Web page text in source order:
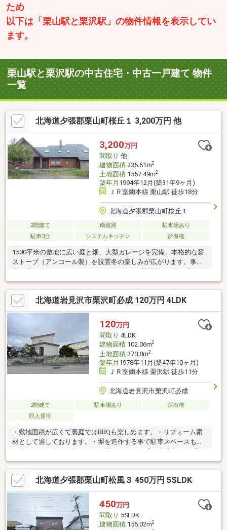
ため
以下は「栗山駅と栗沢駅」の物件情報を表示してい
ます。
栗山駅と栗沢駅の中古住宅・中古一戸建て 物件
一覧
北海道夕張郡栗山町桜丘１ 3,200万円 他
3,200万円
間取り 他
建物面積235.61m2
土地面積1557.49m2
築年月 1994年12月(築31年9ヶ月)
ＪＲ室蘭本線 栗山駅 徒歩18分
北海道夕張郡栗山町桜丘１
2階建て 南道路
駐車場あり
駐車3台
システムキッチン 所有権
1500平米の敷地に広い庭と畑、大型ガレージを完備、本格的な薪
ストーブ（アンコール製）を設置冬の楽しみが広がります。事
能な設備完備、お料理教室や店舗、事業用として活用可能、
BELS/省エネ基準適合認定書あり、高気密高断熱住宅、駐車10台
以上可、山が見える、スキー場が近い、ゴルフ場が近い、内外装
リフォーム、システムキッチン、和室、整形地、シャワー付洗面
化粧台、バリアフリー、トイレ２ヶ所、浴室１坪以上、南庭、吹
抜け、緑豊かな住宅地、通風良好、ウッドデッキ、ウォークイン
クローゼット、天井高２．５ｍ以上、リビング階段、平坦地、屋
根裏収納
北海道岩見沢市栗沢町必成 120万円 4LDK
120万円
間取り 4LDK
建物面積102.06m2
土地面積370.8m2
築年月 1978年11月(築47年10ヶ月)
ＪＲ室蘭本線 栗沢駅 徒歩11分
北海道岩見沢市栗沢町必成
2階建て 駐車場あり
所有権
即入居可
・敷地面積が広くて裏庭ではBBQも楽しめます。・リフォーム素
材として適しております。・塀を造作する事で駐車スペースも複
とお伝えいただけるとスムーズにご対応できます。
北海道夕張郡栗山町松風３ 450万円 5SLDK
450万円
間取り 5SLDK
建物面積156.02m2